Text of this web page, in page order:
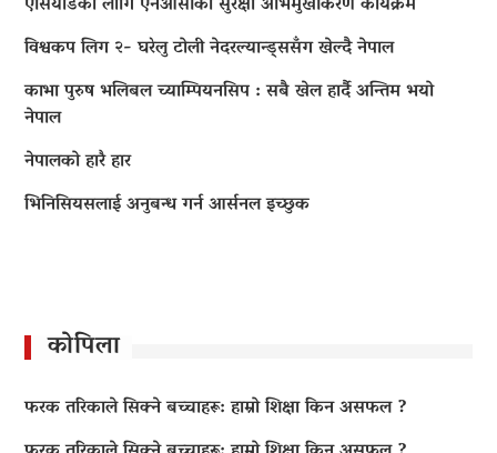
विश्वकप लिग २- घरेलु टोली नेदरल्यान्ड्ससँग खेल्दै नेपाल
काभा पुरुष भलिबल च्याम्पियनसिप : सबै खेल हार्दै अन्तिम भयो
नेपाल
नेपालको हारै हार
भिनिसियसलाई अनुबन्ध गर्न आर्सनल इच्छुक
कोपिला
फरक तरिकाले सिक्ने बच्चाहरू: हाम्रो शिक्षा किन असफल ?